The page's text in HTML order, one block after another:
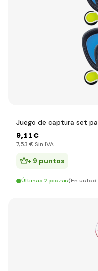
Juego de captura set
9,11 €
7,53 € Sin IVA
+ 9 puntos
Últimas 2 piezas(En usted